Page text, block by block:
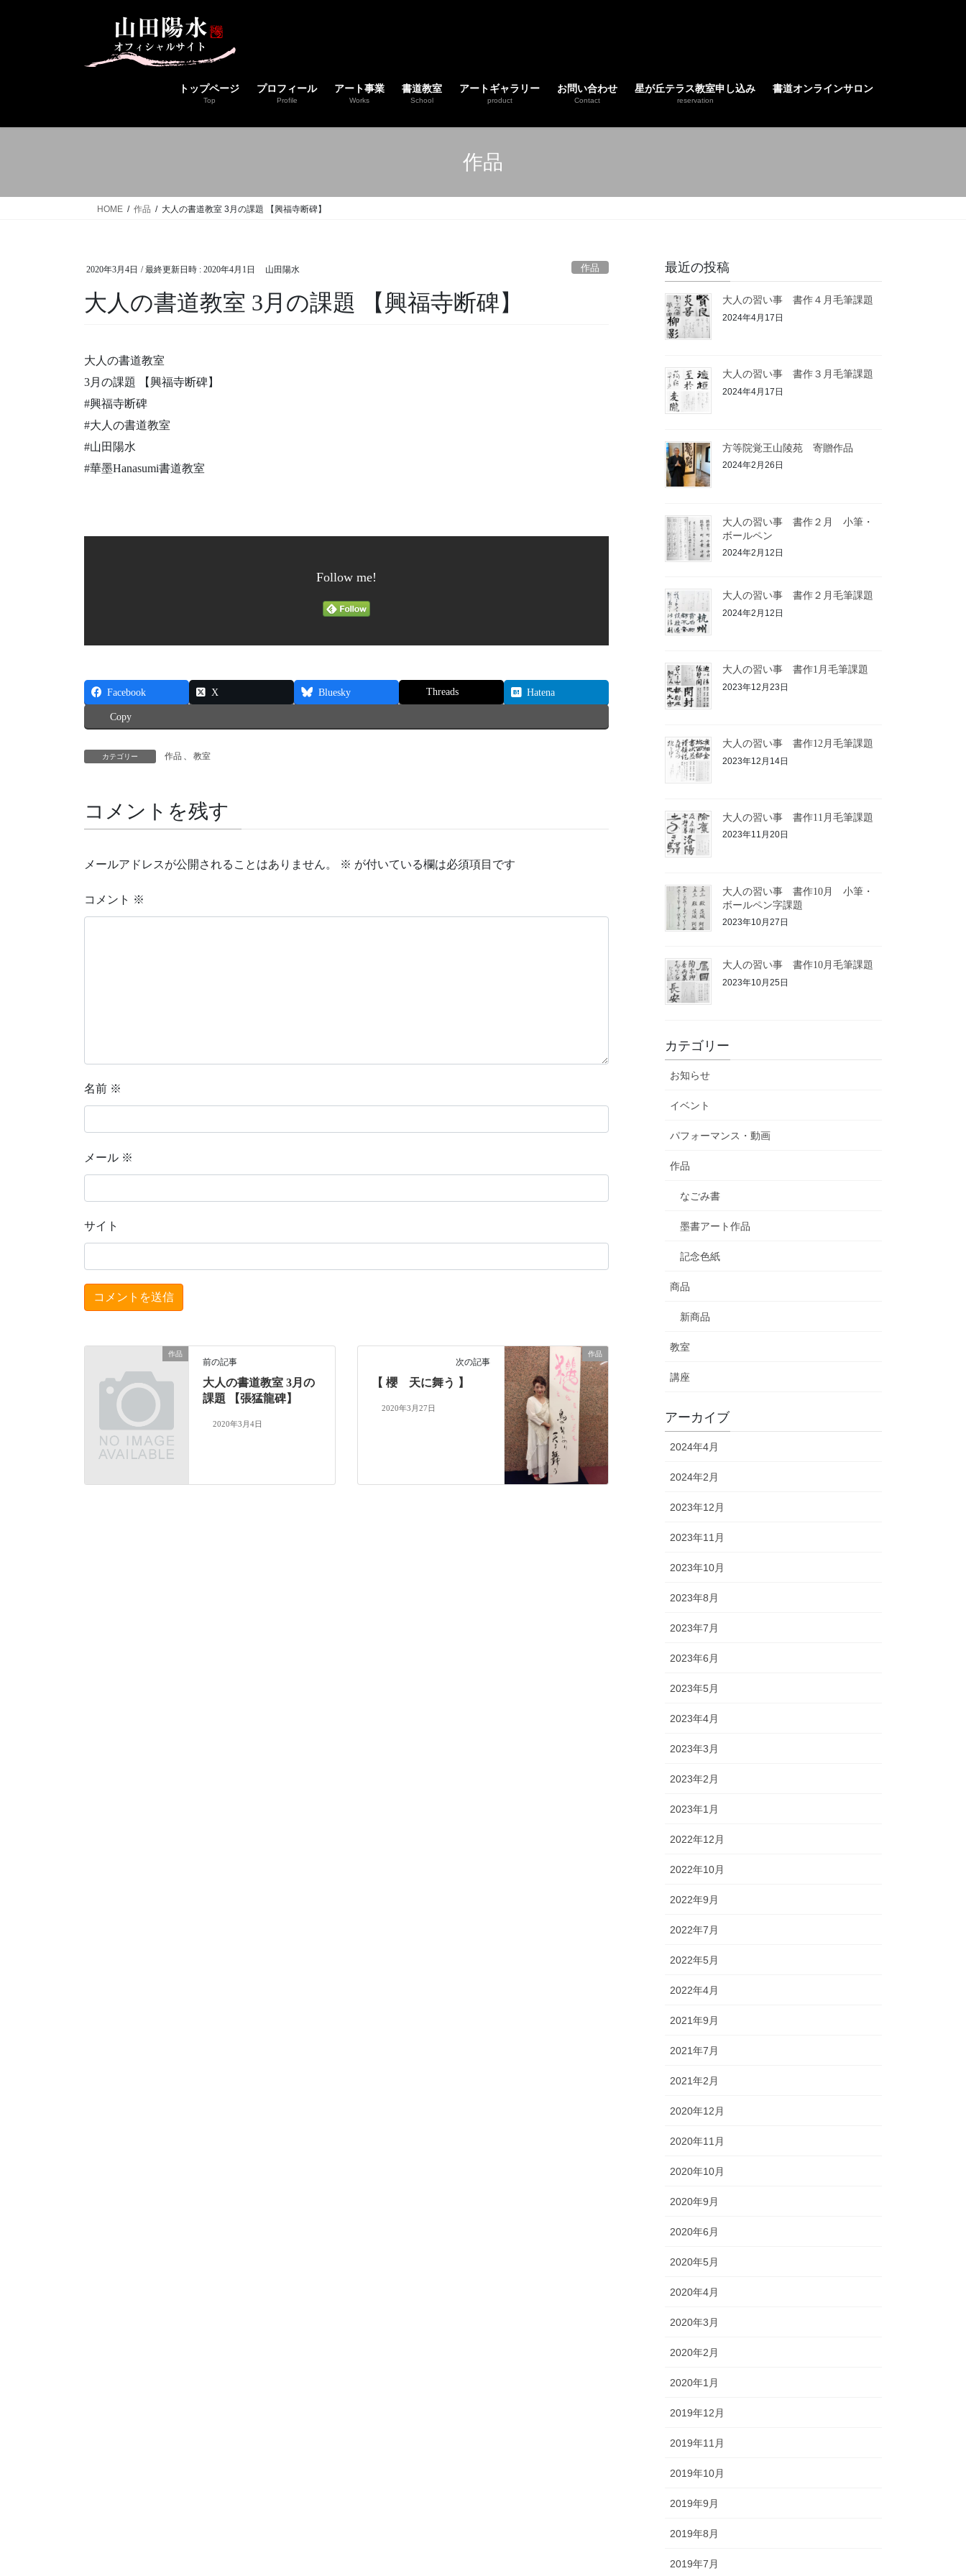
キ
に
トップページ
Top
プロフィール
Profile
アート事業
Works
書道教室
School
アートギャラリー
product
お問い合わせ
Contact
星が丘テラス教室申し込み
reservation
書道オンラインサロン
作品
HOME 作品 大人の書道教室 3月の課題 【興福寺断碑】
2020年3月4日 / 最終更新日時 : 2020年4月1日 山田陽水 作品
大人の書道教室 3月の課題 【興福寺断碑】
大人の書道教室
3月の課題 【興福寺断碑】
#興福寺断碑
#大人の書道教室
#山田陽水
#華墨Hanasumi書道教室
Follow me!
Facebook X Bluesky Threads Hatena
Copy
カテゴリー 作品 、 教室
コメントを残す
メールアドレスが公開されることはありません。 ※ が付いている欄は必須項目です
コメント ※
名前 ※
メール ※
サイト
作品
前の記事
大人の書道教室 3月の
課題 【張猛龍碑】
2020年3月4日
作品
次の記事
【 櫻 天に舞う 】
2020年3月27日
最近の投稿
大人の習い事 書作４月毛筆課題
2024年4月17日
大人の習い事 書作３月毛筆課題
2024年4月17日
方等院覚王山陵苑 寄贈作品
2024年2月26日
大人の習い事 書作２月 小筆・
ボールペン
2024年2月12日
大人の習い事 書作２月毛筆課題
2024年2月12日
大人の習い事 書作1月毛筆課題
2023年12月23日
大人の習い事 書作12月毛筆課題
2023年12月14日
大人の習い事 書作11月毛筆課題
2023年11月20日
大人の習い事 書作10月 小筆・
ボールペン字課題
2023年10月27日
大人の習い事 書作10月毛筆課題
2023年10月25日
カテゴリー
お知らせ
イベント
パフォーマンス・動画
作品
なごみ書
墨書アート作品
記念色紙
商品
新商品
教室
講座
アーカイブ
2024年4月
2024年2月
2023年12月
2023年11月
2023年10月
2023年8月
2023年7月
2023年6月
2023年5月
2023年4月
2023年3月
2023年2月
2023年1月
2022年12月
2022年10月
2022年9月
2022年7月
2022年5月
2022年4月
2021年9月
2021年7月
2021年2月
2020年12月
2020年11月
2020年10月
2020年9月
2020年6月
2020年5月
2020年4月
2020年3月
2020年2月
2020年1月
2019年12月
2019年11月
2019年10月
2019年9月
2019年8月
2019年7月